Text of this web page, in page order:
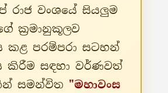
රාජ වංශයේ සියලුම
ක්‍රමානුකූලව
කළ පරම්පරා සටහන්
කිරීම සඳහා වර්ණවත්
සමන්විත "මහාවංස